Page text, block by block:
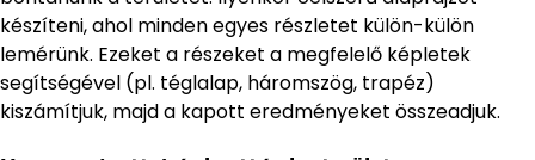
készíteni, ahol minden egyes részletet külön-külön
lemérünk. Ezeket a részeket a megfelelő képletek
segítségével (pl. téglalap, háromszög, trapéz)
kiszámítjuk, majd a kapott eredményeket összeadjuk.